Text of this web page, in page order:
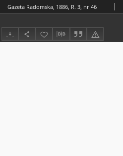
Gazeta Radomska, 1886, R. 3, nr 46